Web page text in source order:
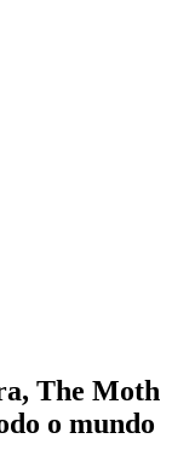
The Moth
o mundo